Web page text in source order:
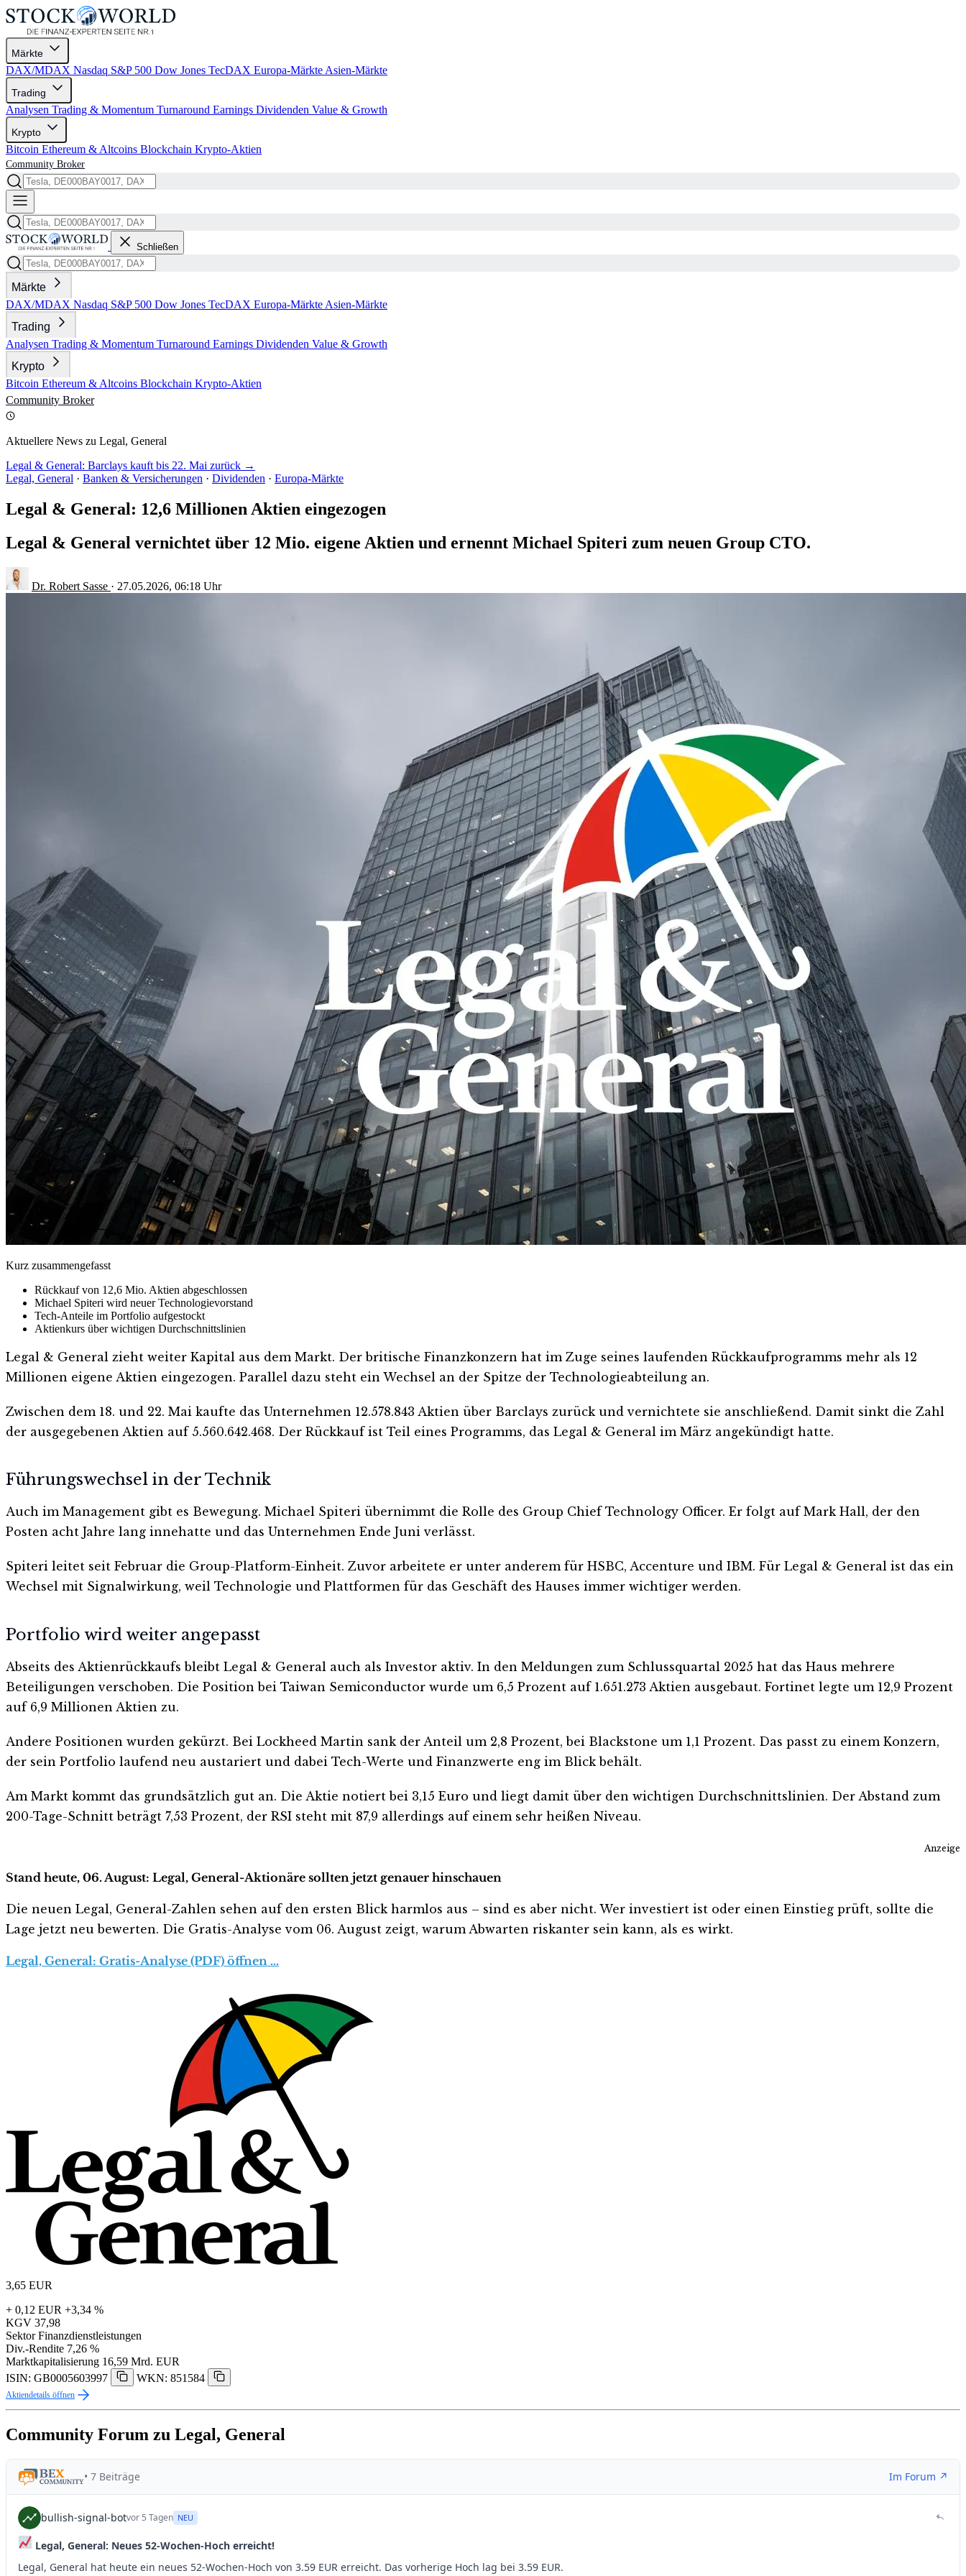
Märkte
DAX/MDAX Nasdaq S&P 500 Dow Jones TecDAX Europa-Märkte Asien-Märkte
Trading
Analysen Trading & Momentum Turnaround Earnings Dividenden Value & Growth
Krypto
Bitcoin Ethereum & Altcoins Blockchain Krypto-Aktien
Community Broker
Schließen
Märkte
DAX/MDAX Nasdaq S&P 500 Dow Jones TecDAX Europa-Märkte Asien-Märkte
Trading
Analysen Trading & Momentum Turnaround Earnings Dividenden Value & Growth
Krypto
Bitcoin Ethereum & Altcoins Blockchain Krypto-Aktien
Community Broker
Aktuellere News zu Legal, General
Legal & General: Barclays kauft bis 22. Mai zurück →
Legal, General · Banken & Versicherungen · Dividenden · Europa-Märkte
Legal & General: 12,6 Millionen Aktien eingezogen
Legal & General vernichtet über 12 Mio. eigene Aktien und ernennt Michael Spiteri zum neuen Group CTO.
Dr. Robert Sasse · 27.05.2026, 06:18 Uhr
Kurz zusammengefasst
Rückkauf von 12,6 Mio. Aktien abgeschlossen
Michael Spiteri wird neuer Technologievorstand
Tech-Anteile im Portfolio aufgestockt
Aktienkurs über wichtigen Durchschnittslinien
Legal & General zieht weiter Kapital aus dem Markt. Der britische Finanzkonzern hat im Zuge seines laufenden Rückkaufprogramms mehr als 12
Millionen eigene Aktien eingezogen. Parallel dazu steht ein Wechsel an der Spitze der Technologieabteilung an.
Zwischen dem 18. und 22. Mai kaufte das Unternehmen 12.578.843 Aktien über Barclays zurück und vernichtete sie anschließend. Damit sinkt die Zahl
der ausgegebenen Aktien auf 5.560.642.468. Der Rückkauf ist Teil eines Programms, das Legal & General im März angekündigt hatte.
Führungswechsel in der Technik
Auch im Management gibt es Bewegung. Michael Spiteri übernimmt die Rolle des Group Chief Technology Officer. Er folgt auf Mark Hall, der den
Posten acht Jahre lang innehatte und das Unternehmen Ende Juni verlässt.
Spiteri leitet seit Februar die Group-Platform-Einheit. Zuvor arbeitete er unter anderem für HSBC, Accenture und IBM. Für Legal & General ist das ein
Wechsel mit Signalwirkung, weil Technologie und Plattformen für das Geschäft des Hauses immer wichtiger werden.
Portfolio wird weiter angepasst
Abseits des Aktienrückkaufs bleibt Legal & General auch als Investor aktiv. In den Meldungen zum Schlussquartal 2025 hat das Haus mehrere
Beteiligungen verschoben. Die Position bei Taiwan Semiconductor wurde um 6,5 Prozent auf 1.651.273 Aktien ausgebaut. Fortinet legte um 12,9 Prozent
auf 6,9 Millionen Aktien zu.
Andere Positionen wurden gekürzt. Bei Lockheed Martin sank der Anteil um 2,8 Prozent, bei Blackstone um 1,1 Prozent. Das passt zu einem Konzern,
der sein Portfolio laufend neu austariert und dabei Tech-Werte und Finanzwerte eng im Blick behält.
Am Markt kommt das grundsätzlich gut an. Die Aktie notiert bei 3,15 Euro und liegt damit über den wichtigen Durchschnittslinien. Der Abstand zum
200-Tage-Schnitt beträgt 7,53 Prozent, der RSI steht mit 87,9 allerdings auf einem sehr heißen Niveau.
Anzeige
Stand heute, 06. August: Legal, General-Aktionäre sollten jetzt genauer hinschauen
Die neuen Legal, General-Zahlen sehen auf den ersten Blick harmlos aus – sind es aber nicht. Wer investiert ist oder einen Einstieg prüft, sollte die
Lage jetzt neu bewerten. Die Gratis-Analyse vom 06. August zeigt, warum Abwarten riskanter sein kann, als es wirkt.
Legal, General: Gratis-Analyse (PDF) öffnen …
3,65 EUR
+ 0,12 EUR +3,34 %
KGV 37,98
Sektor Finanzdienstleistungen
Div.-Rendite 7,26 %
Marktkapitalisierung 16,59 Mrd. EUR
ISIN: GB0005603997
WKN: 851584
Aktiendetails öffnen
Community Forum zu Legal, General